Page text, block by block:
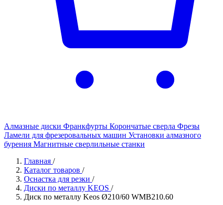
Алмазные диски Франкфурты Корончатые сверла Фрезы
Ламели для фрезеровальных машин Установки алмазного
бурения Магнитные сверлильные станки
Главная /
Каталог товаров /
Оснастка для резки /
Диски по металлу KEOS /
Диск по металлу Keos Ø210/60 WMB210.60